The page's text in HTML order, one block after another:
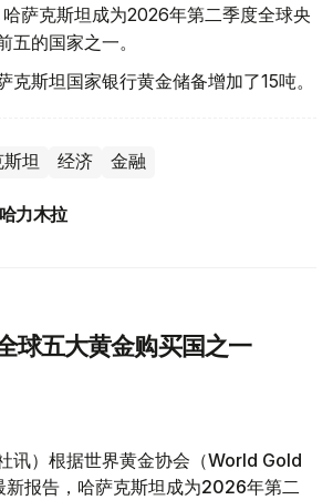
萨克斯坦成为2026年第二季度全球央
五的国家之一。
克斯坦国家银行黄金储备增加了15吨。
坦 经济 金融
力木拉
球五大黄金购买国之一
讯）根据世界黄金协会（World Gold
报告，哈萨克斯坦成为2026年第二